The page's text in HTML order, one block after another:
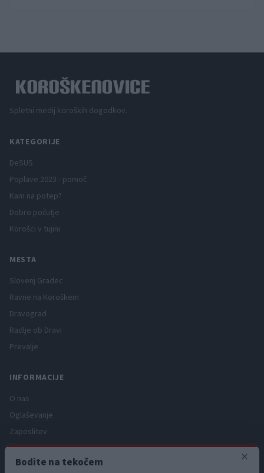
Spletni medij koroških dogodkov.
KATEGORIJE
DeSUS
Poplave 2023 - pomoč
Kam na potep?
Dobro počutje
Korošci v tujini
MESTA
Slovenj Gradec
Ravne na Koroškem
Dravograd
Radlje ob Dravi
Prevalje
INFORMACIJE
O nas
Oglaševanje
Zaposlitev
Pravno obvestilo
Zasebnost in piškotki
×
Bodite na tekočem